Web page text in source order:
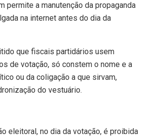
permite a manutenção da propaganda
na internet antes do dia da
que fiscais partidários usem
de votação, só constem o nome e a
ou da coligação a que sirvam,
do vestuário.
eleitoral, no dia da votação, é proibida